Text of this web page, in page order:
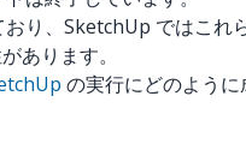
り、SketchUp ではこれ
あります。
の実行にどのよう